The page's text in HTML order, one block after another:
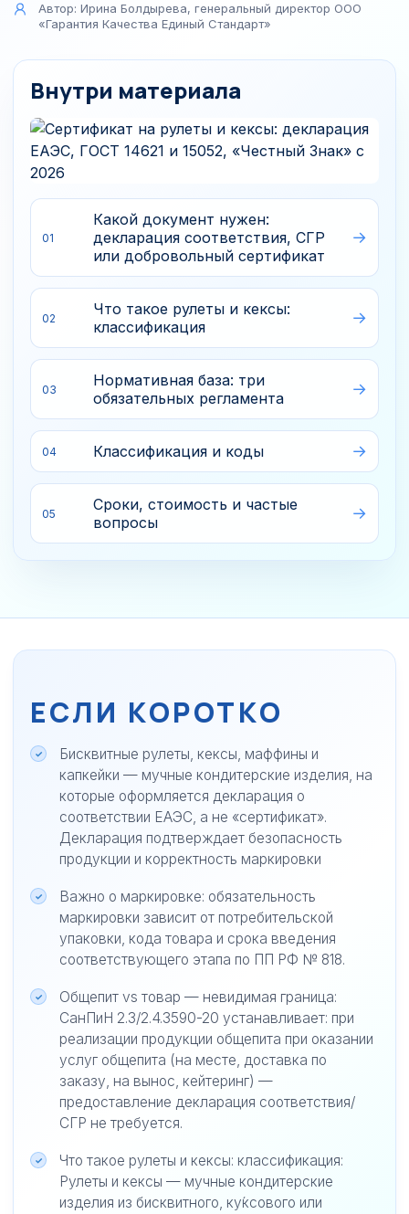
Автор: Ирина Болдырева, генеральный директор ООО
«Гарантия Качества Единый Стандарт»
Внутри материала
01
Какой документ нужен:
декларация соответствия, СГР
или добровольный сертификат
02
Что такое рулеты и кексы:
классификация
03
Нормативная база: три
обязательных регламента
04 Классификация и коды
05
Сроки, стоимость и частые
вопросы
ЕСЛИ КОРОТКО
Бисквитные рулеты, кексы, маффины и
капкейки — мучные кондитерские изделия, на
которые оформляется декларация о
соответствии ЕАЭС, а не «сертификат».
Декларация подтверждает безопасность
продукции и корректность маркировки
Важно о маркировке: обязательность
маркировки зависит от потребительской
упаковки, кода товара и срока введения
соответствующего этапа по ПП РФ № 818.
Общепит vs товар — невидимая граница:
СанПиН 2.3/2.4.3590-20 устанавливает: при
реализации продукции общепита при оказании
услуг общепита (на месте, доставка по
заказу, на вынос, кейтеринг) —
предоставление декларация соответствия/
СГР не требуется.
Что такое рулеты и кексы: классификация:
Рулеты и кексы — мучные кондитерские
изделия из бисквитного, ку́ксового или